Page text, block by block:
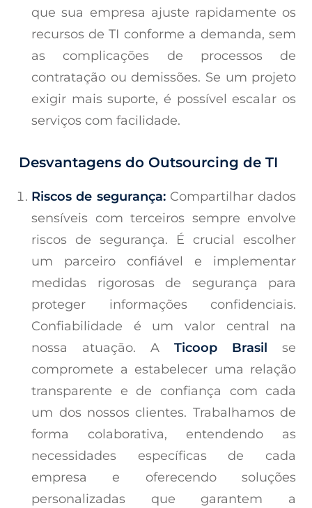
que sua empresa ajuste rapidamente os
recursos de TI conforme a demanda, sem
as complicações de processos de
contratação ou demissões. Se um projeto
exigir mais suporte, é possível escalar os
serviços com facilidade.
Desvantagens do Outsourcing de TI
Riscos de segurança:Compartilhar dados
sensíveis com terceiros sempre envolve
riscos de segurança. É crucial escolher
um parceiro confiável e implementar
medidas rigorosas de segurança para
proteger informações confidenciais.
Confiabilidade é um valor central na
nossa atuação. ATicoop Brasil se
compromete a estabelecer uma relação
transparente e de confiança com cada
um dos nossos clientes. Trabalhamos de
forma colaborativa, entendendo as
necessidades específicas de cada
empresa e oferecendo soluções
personalizadas que garantem a